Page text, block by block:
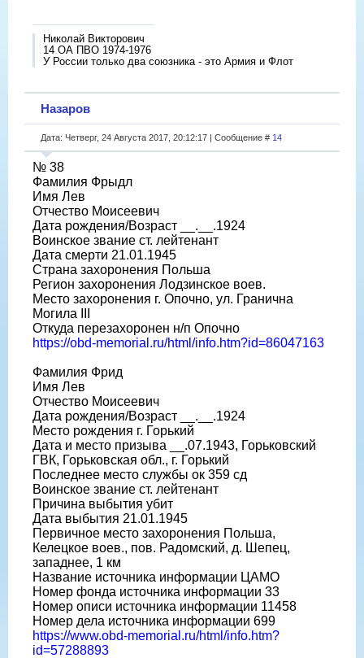
Николай Викторович
14 ОА ПВО 1974-1976
У России только два союзника - это Армия и Флот
Назаров
Дата: Четверг, 24 Августа 2017, 20:12:17 | Сообщение # 14
№ 38
Фамилия Фрыдл
Имя Лев
Отчество Моисеевич
Дата рождения/Возраст __.__.1924
Воинское звание ст. лейтенант
Дата смерти 21.01.1945
Страна захоронения Польша
Регион захоронения Лодзинское воев.
Место захоронения г. Опочно, ул. Гранична
Могила III
Откуда перезахоронен н/п Опочно
https://obd-memorial.ru/html/info.htm?id=86047163
Фамилия Фрид
Имя Лев
Отчество Моисеевич
Дата рождения/Возраст __.__.1924
Место рождения г. Горький
Дата и место призыва __.07.1943, Горьковский
ГВК, Горьковская обл., г. Горький
Последнее место службы ок 359 сд
Воинское звание ст. лейтенант
Причина выбытия убит
Дата выбытия 21.01.1945
Первичное место захоронения Польша,
Келецкое воев., пов. Радомский, д. Шепец,
западнее, 1 км
Название источника информации ЦАМО
Номер фонда источника информации 33
Номер описи источника информации 11458
Номер дела источника информации 699
https://www.obd-memorial.ru/html/info.htm?
id=57288893